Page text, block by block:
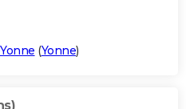
(Yonne)